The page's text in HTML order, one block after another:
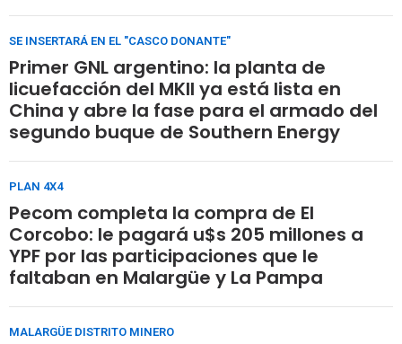
SE INSERTARÁ EN EL "CASCO DONANTE"
Primer GNL argentino: la planta de
licuefacción del MKII ya está lista en
China y abre la fase para el armado del
segundo buque de Southern Energy
PLAN 4X4
Pecom completa la compra de El
Corcobo: le pagará u$s 205 millones a
YPF por las participaciones que le
faltaban en Malargüe y La Pampa
MALARGÜE DISTRITO MINERO